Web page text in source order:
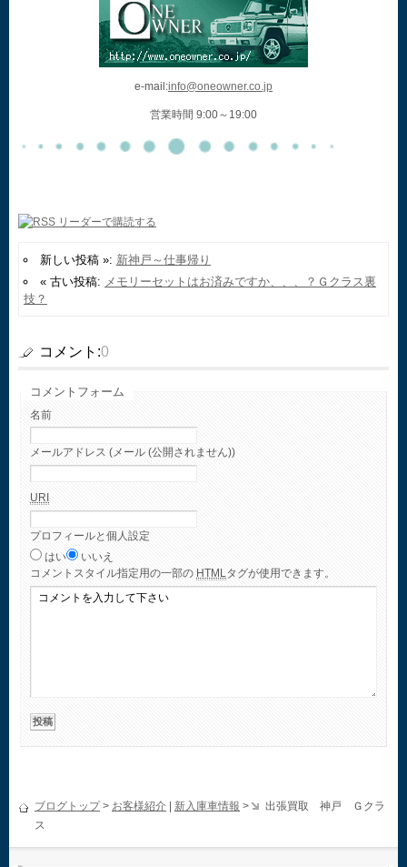
e-mail:info@oneowner.co.jp
営業時間 9:00～19:00
新しい投稿 »: 新神戸～仕事帰り
« 古い投稿: メモリーセットはお済みですか、、、？Ｇクラス裏
技？
コメント:0
コメントフォーム
名前
メールアドレス (メール (公開されません))
URI
プロフィールと個人設定
はい
いいえ
コメント スタイル指定用の一部の HTMLタグが使用できます。
ブログトップ> お客様紹介 新入庫車情報 >
出張買取 神戸 Ｇクラ
ス